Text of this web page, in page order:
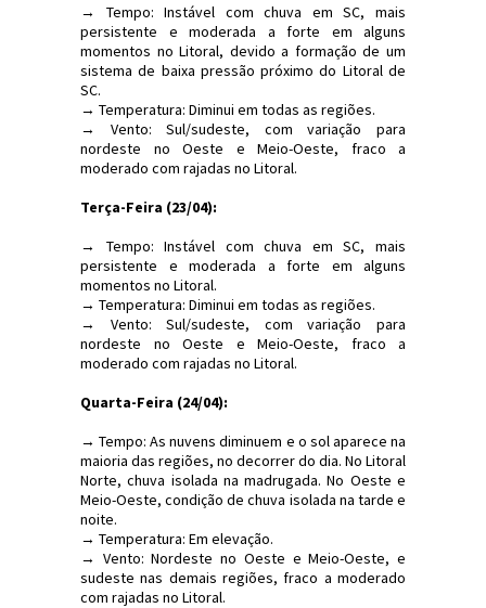
→ Tempo: Instável com chuva em SC, mais
persistente e moderada a forte em alguns
momentos no Litoral, devido a formação de um
sistema de baixa pressão próximo do Litoral de
SC.
→ Temperatura: Diminui em todas as regiões.
→ Vento: Sul/sudeste, com variação para
nordeste no Oeste e Meio-Oeste, fraco a
moderado com rajadas no Litoral.
Terça-Feira (23/04):
→ Tempo: Instável com chuva em SC, mais
persistente e moderada a forte em alguns
momentos no Litoral.
→ Temperatura: Diminui em todas as regiões.
→ Vento: Sul/sudeste, com variação para
nordeste no Oeste e Meio-Oeste, fraco a
moderado com rajadas no Litoral.
Quarta-Feira (24/04):
→ Tempo: As nuvens diminuem e o sol aparece na
maioria das regiões, no decorrer do dia. No Litoral
Norte, chuva isolada na madrugada. No Oeste e
Meio-Oeste, condição de chuva isolada na tarde e
noite.
→ Temperatura: Em elevação.
→ Vento: Nordeste no Oeste e Meio-Oeste, e
sudeste nas demais regiões, fraco a moderado
com rajadas no Litoral.